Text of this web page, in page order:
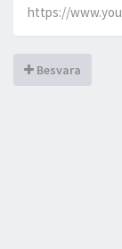
https://
Besvara